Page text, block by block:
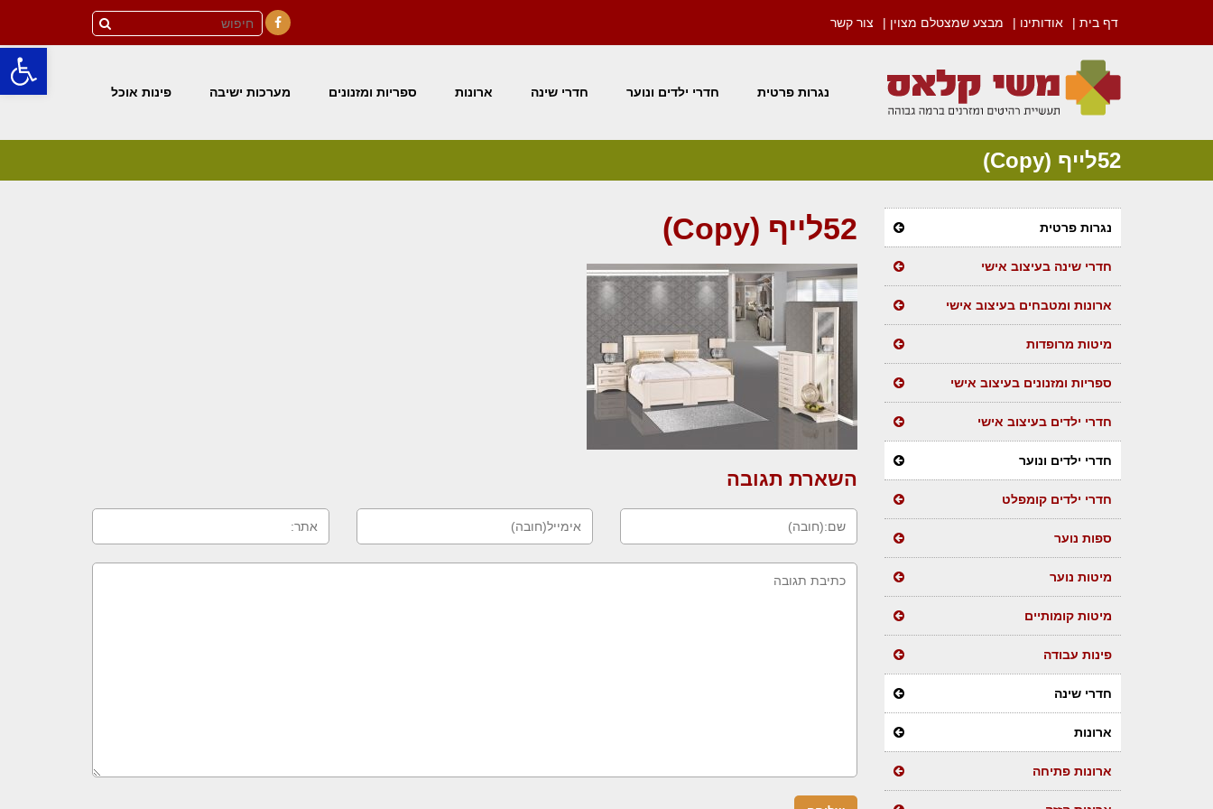
פתח
דף בית | אודותינו | מבצע שמצטלם מצוין | צור קשר
נגרות פרטית חדרי ילדים ונוער חדרי שינה ארונות ספריות ומזנונים מערכות ישיבה פינות אוכל
52לייף (Copy)
52לייף (Copy)
השארת תגובה
נגרות פרטית
חדרי שינה בעיצוב אישי
ארונות ומטבחים בעיצוב אישי
מיטות מרופדות
ספריות ומזנונים בעיצוב אישי
חדרי ילדים בעיצוב אישי
חדרי ילדים ונוער
חדרי ילדים קומפלט
ספות נוער
מיטות נוער
מיטות קומותיים
פינות עבודה
חדרי שינה
ארונות
ארונות פתיחה